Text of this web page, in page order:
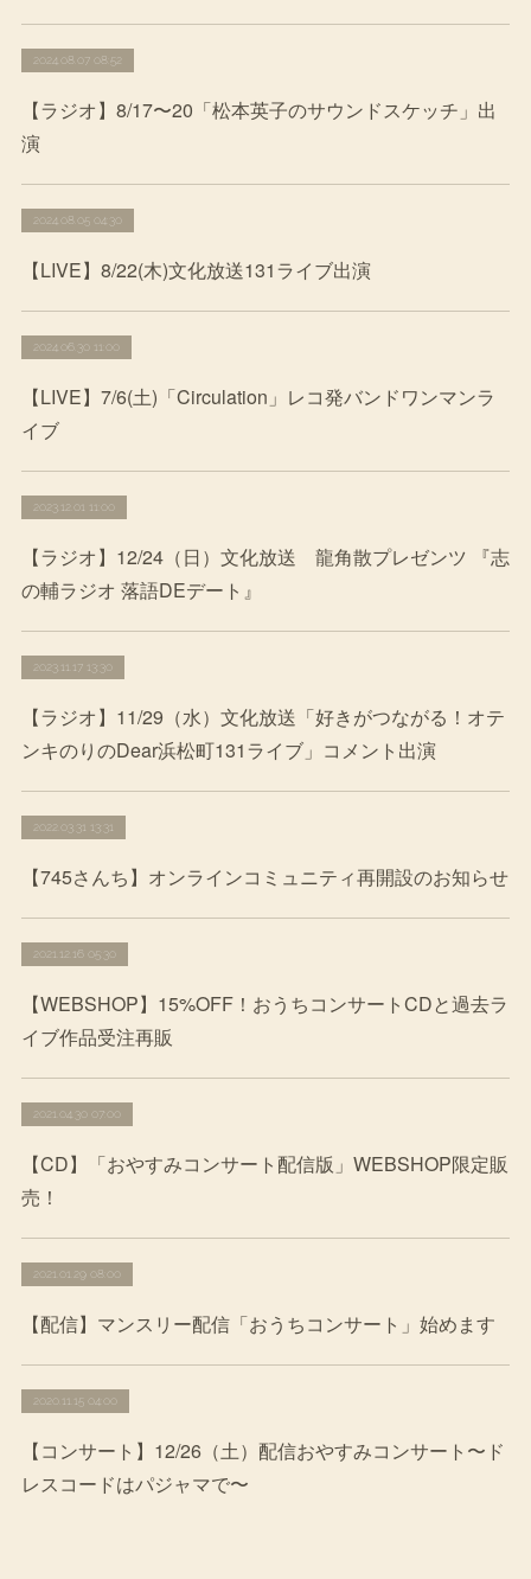
2024.08.07 08:52
【ラジオ】8/17〜20「松本英子のサウンドスケッチ」出
演
2024.08.05 04:30
【LIVE】8/22(木)文化放送131ライブ出演
2024.06.30 11:00
【LIVE】7/6(土)「Circulation」レコ発バンドワンマンラ
イブ
2023.12.01 11:00
【ラジオ】12/24（日）文化放送 龍角散プレゼンツ 『志
の輔ラジオ 落語DEデート』
2023.11.17 13:30
【ラジオ】11/29（水）文化放送「好きがつながる！オテ
ンキのりのDear浜松町131ライブ」コメント出演
2022.03.31 13:31
【745さんち】オンラインコミュニティ再開設のお知らせ
2021.12.16 05:30
【WEBSHOP】15%OFF！おうちコンサートCDと過去ラ
イブ作品受注再販
2021.04.30 07:00
【CD】「おやすみコンサート配信版」WEBSHOP限定販
売！
2021.01.29 08:00
【配信】マンスリー配信「おうちコンサート」始めます
2020.11.15 04:00
【コンサート】12/26（土）配信おやすみコンサート〜ド
レスコードはパジャマで〜